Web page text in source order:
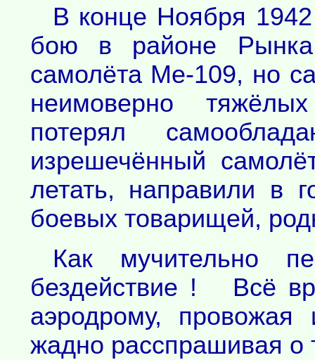
В конце Ноября
бою в районе
самолёта Ме-109, но
неимоверно
потерял
изрешечённый
летать, направили в
боевых товарищей,
Как мучительно
бездействие ! Всё
аэродрому,
жадно расспрашивая о